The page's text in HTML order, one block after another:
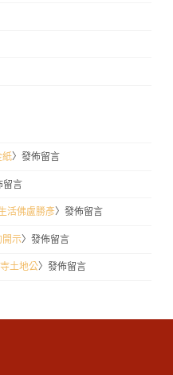
紙〉發佈留言
留言
活佛盧勝彥〉發佈留言
開示〉發佈留言
土地公〉發佈留言